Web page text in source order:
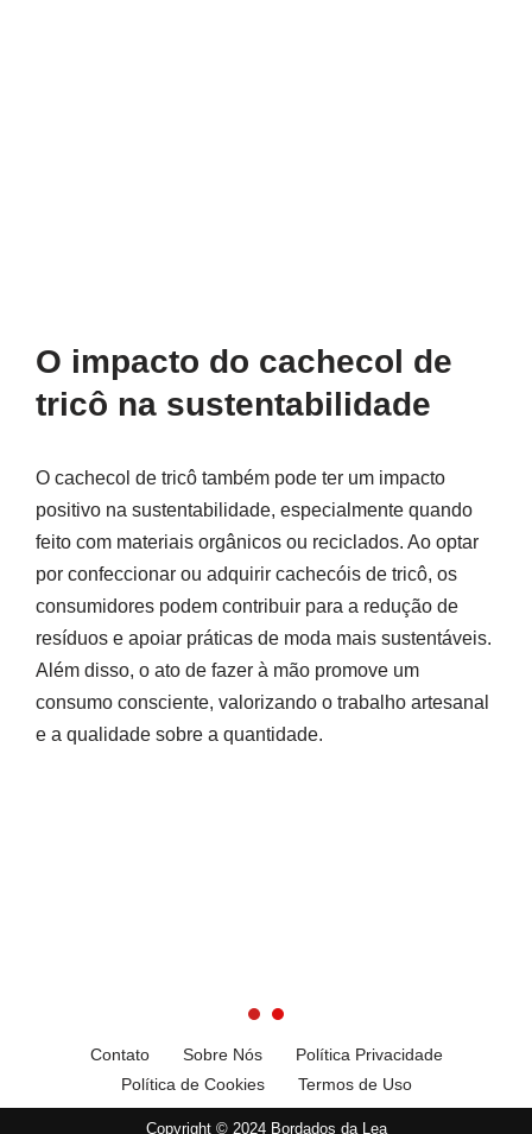
O impacto do cachecol de
tricô na sustentabilidade
O cachecol de tricô também pode ter um impacto
positivo na sustentabilidade, especialmente quando
feito com materiais orgânicos ou reciclados. Ao optar
por confeccionar ou adquirir cachecóis de tricô, os
consumidores podem contribuir para a redução de
resíduos e apoiar práticas de moda mais sustentáveis.
Além disso, o ato de fazer à mão promove um
consumo consciente, valorizando o trabalho artesanal
e a qualidade sobre a quantidade.
Contato Sobre Nós
Política Privacidade
Política de Cookies
Termos de Uso
Copyright © 2024 Bordados da Lea